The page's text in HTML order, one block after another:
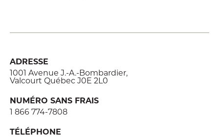
ADRESSE
1001 Avenue J.-A.-Bombardier,
Valcourt Québec J0E 2L0
NUMÉRO SANS FRAIS
1 866 774-7808
TÉLÉPHONE